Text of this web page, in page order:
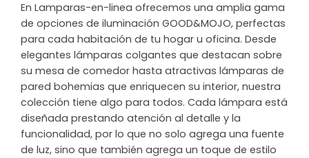
En Lamparas-en-linea ofrecemos una amplia gama
de opciones de iluminación GOOD&MOJO, perfectas
para cada habitación de tu hogar u oficina. Desde
elegantes lámparas colgantes que destacan sobre
su mesa de comedor hasta atractivas lámparas de
pared bohemias que enriquecen su interior, nuestra
colección tiene algo para todos. Cada lámpara está
diseñada prestando atención al detalle y la
funcionalidad, por lo que no solo agrega una fuente
de luz, sino que también agrega un toque de estilo